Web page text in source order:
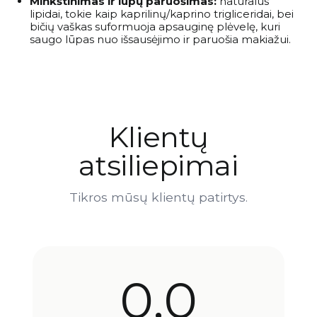
lipidai, tokie kaip kaprilinų/kaprino trigliceridai, bei
bičių vaškas suformuoja apsauginę plėvelę, kuri
saugo lūpas nuo išsausėjimo ir paruošia makiažui.
Klientų
atsiliepimai
Tikros mūsų klientų patirtys.
0,0